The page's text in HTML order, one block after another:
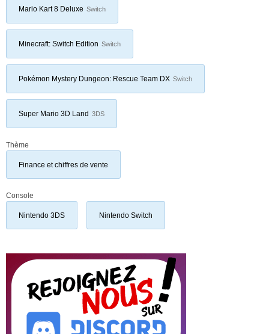
Mario Kart 8 Deluxe Switch
Minecraft: Switch Edition Switch
Pokémon Mystery Dungeon: Rescue Team DX Switch
Super Mario 3D Land 3DS
Thème
Finance et chiffres de vente
Console
Nintendo 3DS Nintendo Switch